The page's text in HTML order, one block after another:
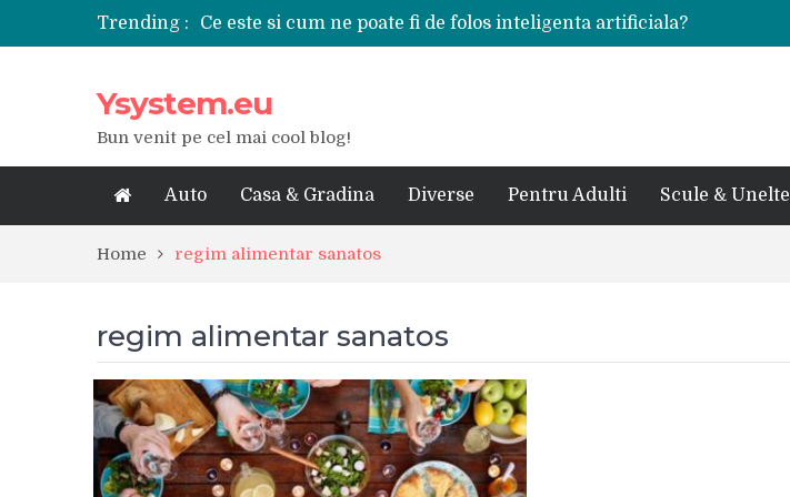
Trending :
Ce este si cum ne poate fi de folos inteligenta artificiala?
Tipuri de polizoare de care este nevoie intr-un atelier
De ce poate fi riscant consumul de bauturi alcoolice?
Ce marca auto sa aleg dintre Mercedes, Audi si BMW?
Merita sa aleg un gard din fier forjat pentru curtea casei?
Cele mai bune smartphone-uri lansate in anul 2024
Modul in care a evoluat tehnologia in ultimul secol
iPhone 16Pro Max sau Samsung Galaxy S24 Ultra?
Ysystem.eu
Bun venit pe cel mai cool blog!
Auto Casa & Gradina Diverse Pentru Adulti Scule & Unelte
Home regim alimentar sanatos
regim alimentar sanatos